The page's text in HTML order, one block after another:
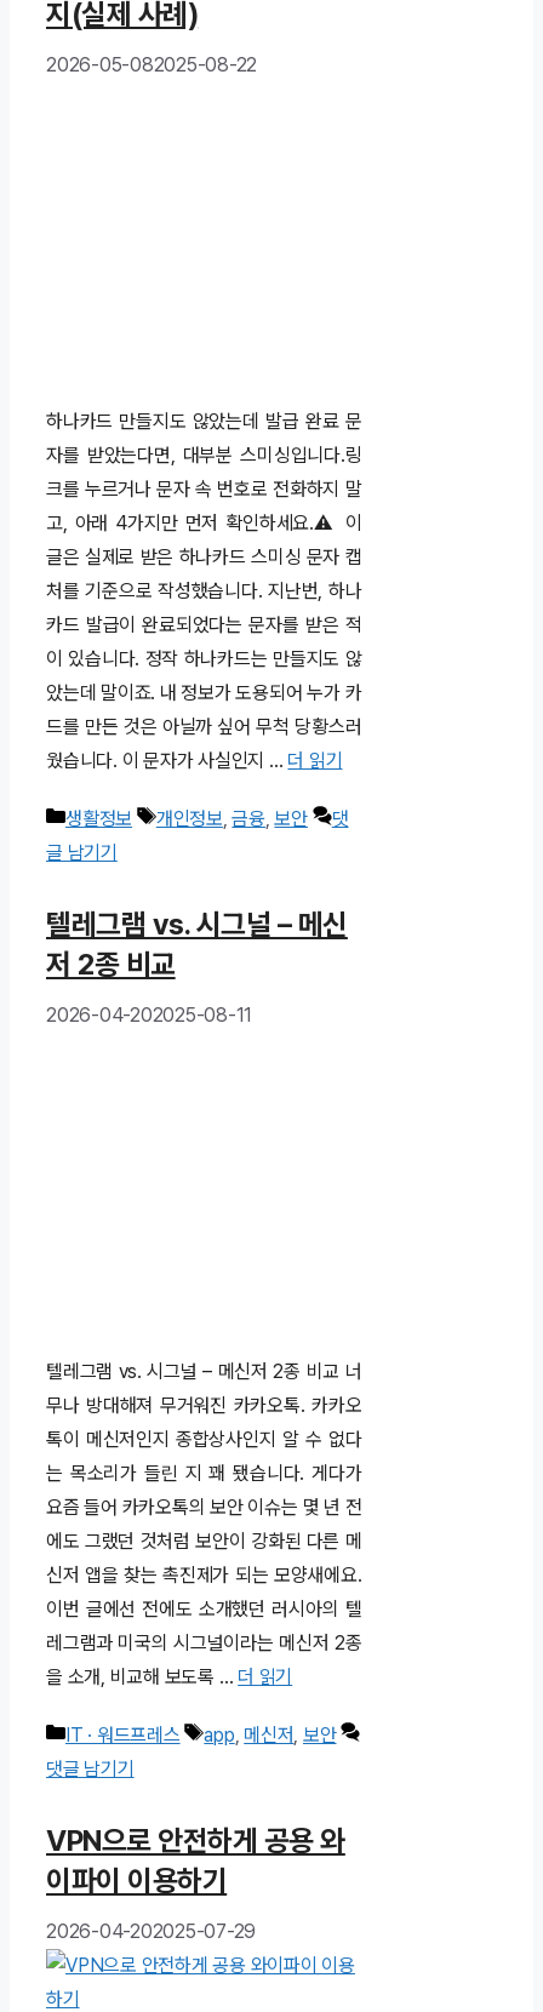
지(실제 사례)
2026-05-082025-08-22
하나카드 만들지도 않았는데 발급 완료 문
자를 받았는다면, 대부분 스미싱입니다.링
크를 누르거나 문자 속 번호로 전화하지 말
고, 아래 4가지만 먼저 확인하세요.⚠️ 이
글은 실제로 받은 하나카드 스미싱 문자 캡
처를 기준으로 작성했습니다. 지난번, 하나
카드 발급이 완료되었다는 문자를 받은 적
이 있습니다. 정작 하나카드는 만들지도 않
았는데 말이죠. 내 정보가 도용되어 누가 카
드를 만든 것은 아닐까 싶어 무척 당황스러
웠습니다. 이 문자가 사실인지 … 더 읽기
카
테
리
생활정보
태
개인정보 ,금융,보안
댓
글 남기기
텔레그램 vs. 시그널 – 메신
저 2종 비교
2026-04-202025-08-11
텔레그램 vs. 시그널 – 메신저 2종 비교 너
무나 방대해져 무거워진 카카오톡. 카카오
톡이 메신저인지 종합상사인지 알 수 없다
는 목소리가 들린 지 꽤 됐습니다. 게다가
요즘 들어 카카오톡의 보안 이슈는 몇 년 전
에도 그랬던 것처럼 보안이 강화된 다른 메
신저 앱을 찾는 촉진제가 되는 모양새에요.
이번 글에선 전에도 소개했던 러시아의 텔
레그램과 미국의 시그널이라는 메신저 2종
을 소개, 비교해 보도록 … 더 읽기
카
테
리
IT · 워드프레스
태
app 메신저 보안
댓글 남기기
VPN으로 안전하게 공용 와
이파이 이용하기
2026-04-202025-07-29